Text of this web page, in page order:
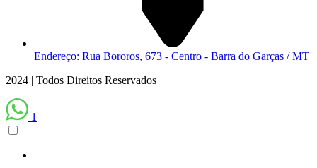
Endereço: Rua Bororos, 673 - Centro - Barra do Garças / MT
2024 | Todos Direitos Reservados
1